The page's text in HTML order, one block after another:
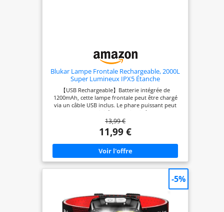
Blukar Lampe Frontale Rechargeable, 2000L
Super Lumineux IPX5 Étanche
【USB Rechargeable】Batterie intégrée de
1200mAh, cette lampe frontale peut être chargé
via un câble USB inclus. Le phare puissant peut
supporter des activités de plein air à long terme
après une charge complète, vous offrant une
durée d'éclairage plus longue et une expérience
de charge plus détendue. 【8 Modes d'éclairage
avec Détecteur de Mouvement】Capteur de
mouvement intégré, appuyez sur 2 boutons pour
changer de modes différents. 5 Modes d'éclairage
conventionnels: XPG Blanche/COB
Stroboscopique Rouge. 3 Modes d'éclairage du
capteur: XPG Blanche/COB Blanche/XPG+COB
Blanche. La capteur de gestes vous offre la
commodité dont vous avez besoin pour toute
13,99 €
11,99 €
-5%